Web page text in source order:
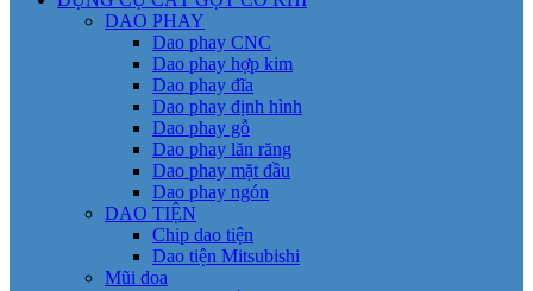
DAO PHAY
Dao phay CNC
Dao phay hợp kim
Dao phay đĩa
Dao phay định hình
Dao phay gỗ
Dao phay lăn răng
Dao phay mặt đầu
Dao phay ngón
DAO TIỆN
Chip dao tiện
Dao tiện Mitsubishi
Mũi doa